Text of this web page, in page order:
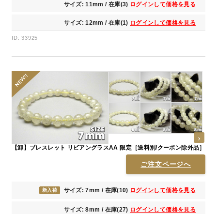
サイズ: 11mm / 在庫(3) ログインして価格を見る
サイズ: 12mm / 在庫(1) ログインして価格を見る
ID: 33925
【卸】ブレスレット リビアングラスAA 限定［送料別/クーポン除外品］
ご注文ページへ
新入荷 サイズ: 7mm / 在庫(10) ログインして価格を見る
サイズ: 8mm / 在庫(27) ログインして価格を見る